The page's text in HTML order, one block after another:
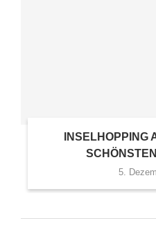
INSELHOPPING
5.